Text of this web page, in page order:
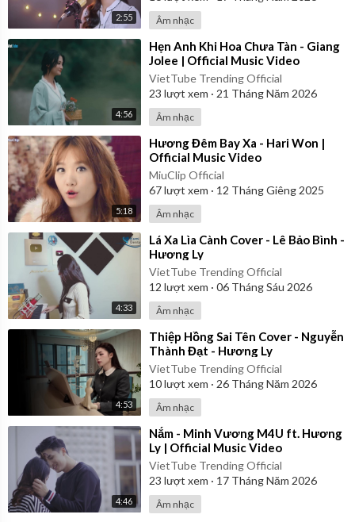
2:55 Âm nhạc
4:56
⁣Hẹn Anh Khi Hoa Chưa Tàn - Giang
Jolee | Official Music Video
VietTube Trending Official
23 lượt xem · 21 Tháng Năm 2026
Âm nhạc
5:18
⁣Hương Đêm Bay Xa - Hari Won |
Official Music Video
MiuClip Official
67lượt xem · 12 Tháng Giêng 2025
Âm nhạc
4:33
⁣Lá Xa Lìa Cành Cover - Lê Bảo Bình -
Hương Ly
VietTube Trending Official
12 lượt xem · 06 Tháng Sáu 2026
Âm nhạc
4:53
⁣Thiệp Hồng Sai Tên Cover - Nguyễn
Thành Đạt - Hương Ly
VietTube Trending Official
10lượt xem · 26 Tháng Năm 2026
Âm nhạc
4:46
⁣Nắm - Minh Vương M4U ft. Hương
Ly | Official Music Video
VietTube Trending Official
23 lượt xem · 17 Tháng Năm 2026
Âm nhạc